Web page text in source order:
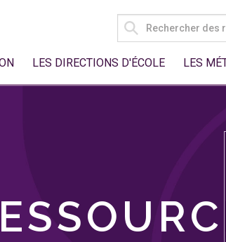
SEARCH
FOR:
LES DIRECTIONS D'ÉCOLE LES